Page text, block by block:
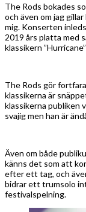
The Rods bokades
och även om jag
mig. Konserten
2019 års platta med
klassikern
The Rods gör
klassikerna är
klassikerna publiken
svajig men han är
Även om både
känns det som att
efter ett tag, och
bidrar ett trumsolo
festivalspelning.